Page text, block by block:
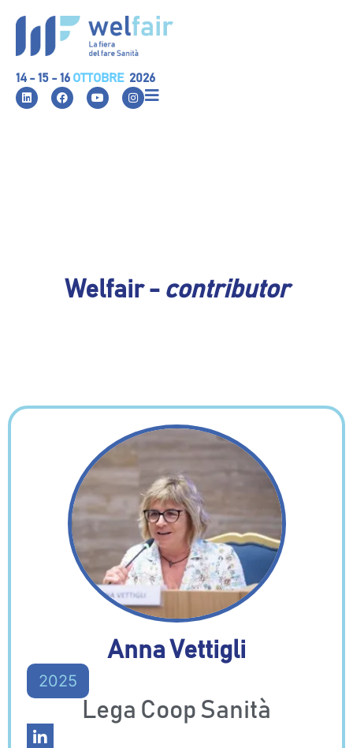
14 - 15 - 16 OTTOBRE 2026
Welfair -contributor
Anna Vettigli
2025
Lega Coop Sanità